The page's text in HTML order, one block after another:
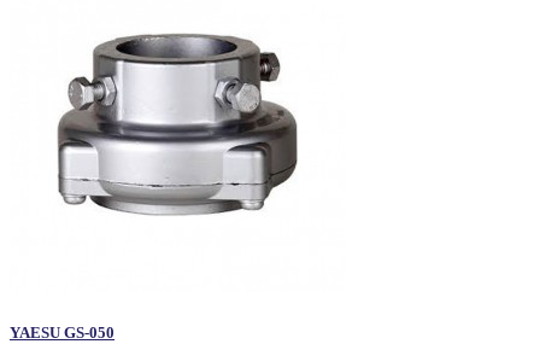
YAESU GS-050